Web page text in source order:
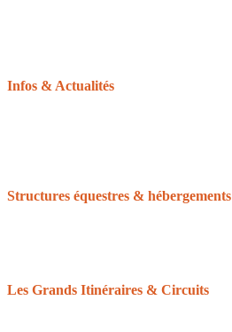
Infos & Actualités
Structures équestres & hébergements
Les Grands Itinéraires & Circuits